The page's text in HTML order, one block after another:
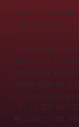
Carro de
independiente a
. Preestirado
seleccionable
de control a
Es posible
film de 500 mm/
equipado con